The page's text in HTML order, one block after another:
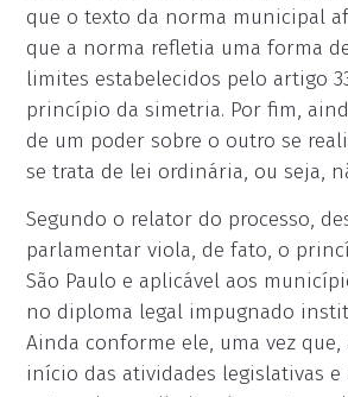
que o texto da norma municipal
que a norma refletia uma forma
limites estabelecidos pelo artigo
princípio da simetria. Por fim,
de um poder sobre o outro se
se trata de lei ordinária, ou seja,
Segundo o relator do processo,
parlamentar viola, de fato, o
São Paulo e aplicável aos
no diploma legal impugnado
Ainda conforme ele, uma vez
início das atividades legislativas